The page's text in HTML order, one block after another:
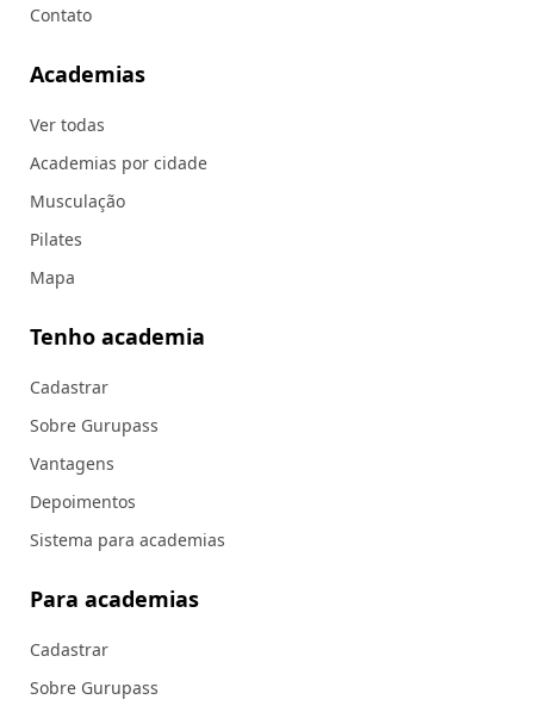
Contato
Academias
Ver todas
Academias por cidade
Musculação
Pilates
Mapa
Tenho academia
Cadastrar
Sobre Gurupass
Vantagens
Depoimentos
Sistema para academias
Para academias
Cadastrar
Sobre Gurupass